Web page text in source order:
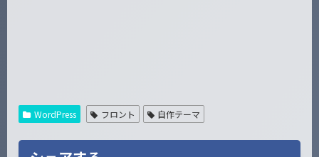
WordPress フロント 自作テーマ